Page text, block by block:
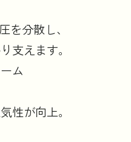
を分散し、
支えます。
ム
性が向上。